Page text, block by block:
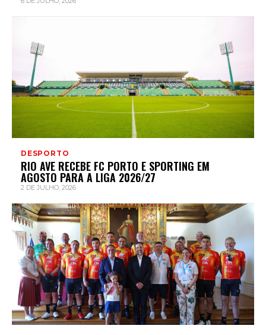
DESPORTO
RIO AVE RECEBE FC PORTO E SPORTING EM
AGOSTO PARA A LIGA 2026/27
2 DE JULHO, 2026